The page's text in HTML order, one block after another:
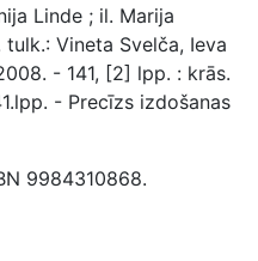
Linde ; il. Marija
Vineta Svelča, Ieva
- 141, [2] lpp. : krās.
- Precīzs izdošanas
9984310868.